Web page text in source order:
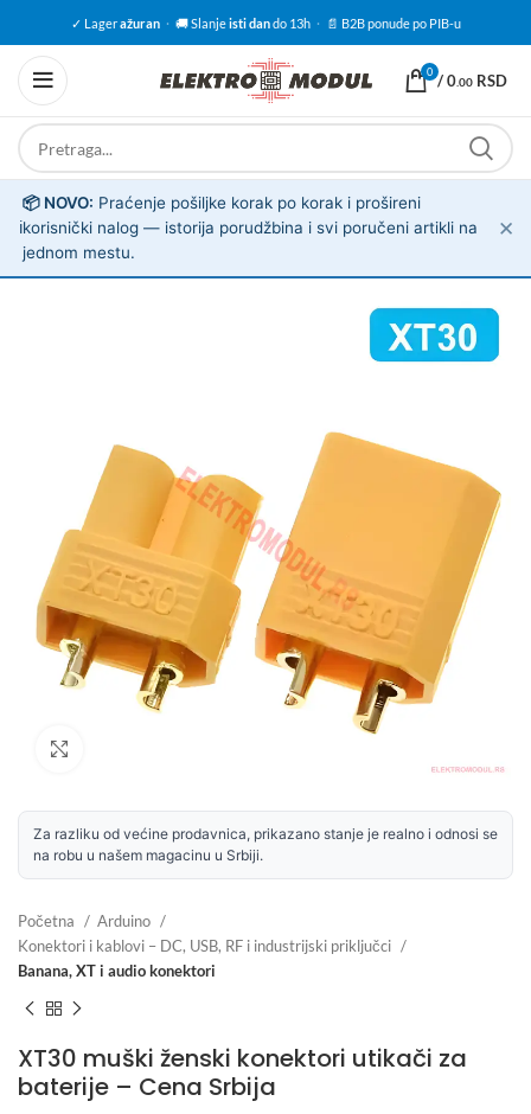
✓ Lageražuran · 🚚 Slanjeisti dando 13h · 📄 B2B ponude po PIB-u
0 /0.00 RSD
ℹ️
📦 NOVO: Praćenje pošiljke korak po korak i prošireni
korisnički nalog — istorija porudžbina i svi poručeni artikli na
jednom mestu.
✕
Za razliku od većine prodavnica, prikazano stanje je realno i odnosi se
na robu u našem magacinu u Srbiji.
Početna
Arduino
Konektori i kablovi – DC, USB, RF i industrijski priključci
Banana, XT i audio konektori
XT30 muški ženski konektori utikači za
baterije – Cena Srbija